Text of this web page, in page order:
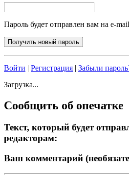
Пароль будет отправлен вам на e-
Войти | Регистрация | Забыли
Загрузка...
Сообщить об опечатке
Текст, который будет
редакторам:
Ваш комментарий